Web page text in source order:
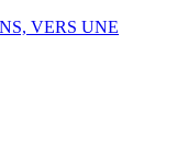
VERS UNE